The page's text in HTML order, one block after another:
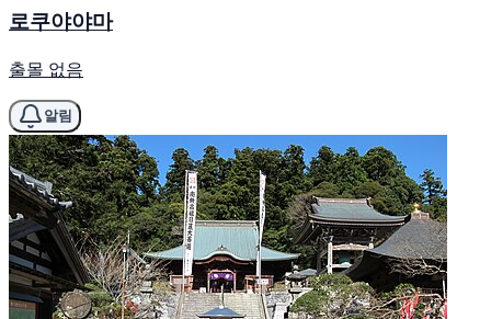
로쿠야야마
출몰 없음
알림